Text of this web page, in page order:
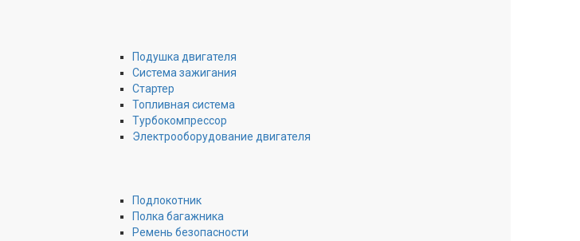
Подушка двигателя
Система зажигания
Стартер
Топливная система
Турбокомпрессор
Электрооборудование двигателя
Подлокотник
Полка багажника
Ремень безопасности